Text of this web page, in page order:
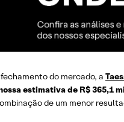
do mercado, a
estimativa de R$ 365,1
de um menor